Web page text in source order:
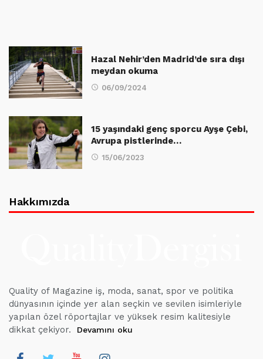
Hazal Nehir’den Madrid’de sıra dışı
meydan okuma
06/09/2024
15 yaşındaki genç sporcu Ayşe Çebi,
Avrupa pistlerinde…
15/06/2023
Hakkımızda
Quality of Magazine iş, moda, sanat, spor ve politika
dünyasının içinde yer alan seçkin ve sevilen isimleriyle
yapılan özel röportajlar ve yüksek resim kalitesiyle
dikkat çekiyor.
Devamını oku